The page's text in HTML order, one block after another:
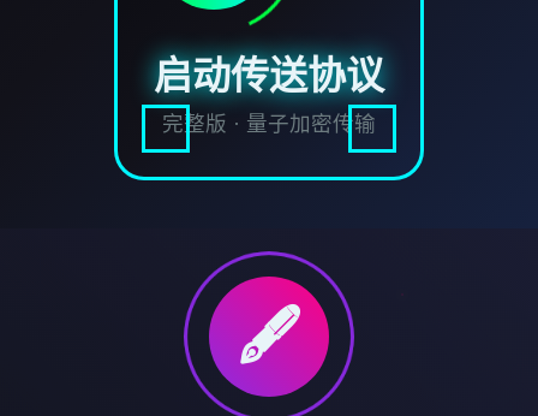
启动传送协议
完整版 · 量子加密传输
🖋️